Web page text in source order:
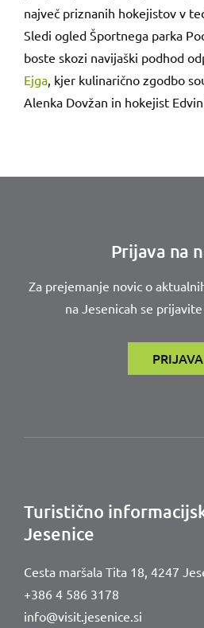
največ priznanih hokejistov v
Sledi ogled Športnega parka
boste skozi navijaški podhod
Ejga, kjer kulinarično zgodbo
Alenka Dovžan in hokejist
Prijava na
Za prejemanje novic o
na Jesenicah se
PRIJAVA
Turistično
Jesenice
Cesta maršala Tita 18, 4247
+386 4 586 3178
info@visit.jesenice.si